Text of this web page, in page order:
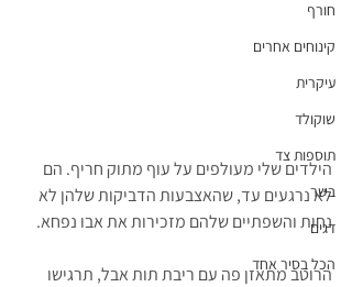
חורף
קינוחים אחרים
עיקרית
שוקולד
תוספות צד
בשר
דגים
הכל בסיר אחד
הילדים שלי מעולפים על עוף מתוק חריף. הם
לא נרגעים עד, שהאצבעות הדביקות שלהן לא
נחות והשפתיים שלהם מזכירות את אבו נפחא.
הרוטב מתאזן פה עם ריבת תות אבל, תרגישו